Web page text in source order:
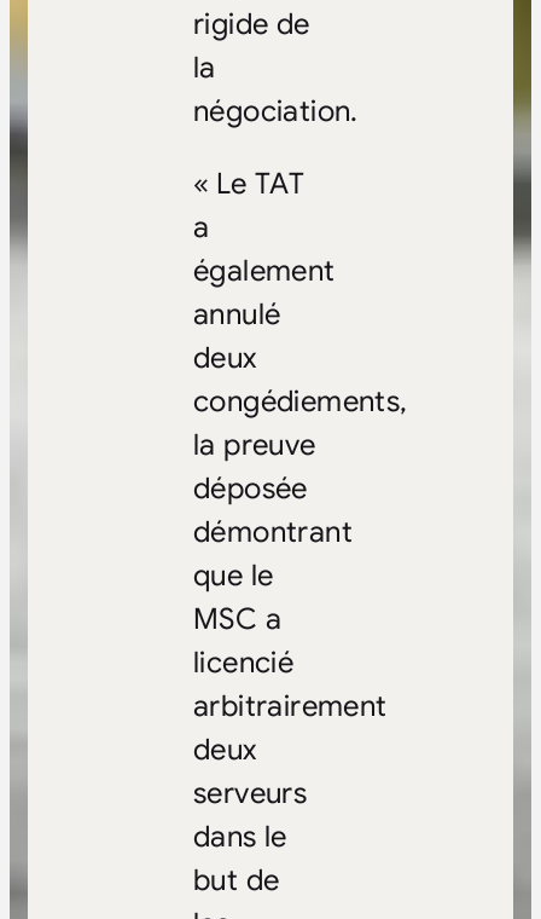
rigide de
la
négociation.
« Le TAT
a
également
annulé
deux
congédiements,
la preuve
déposée
démontrant
que le
MSC a
licencié
arbitrairement
deux
serveurs
dans le
but de